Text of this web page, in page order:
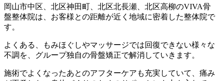
岡山市中区、北区神田町、北区北長瀬、北区高柳のVIVA骨
盤整体院は、お客様との距離が近く地域に密着した整体院で
す。
よくある、もみほぐしやマッサージでは回復できない様々な
不調を、グループ独自の骨盤矯正で解消していきます。
施術でよくなったあとのアフターケアも充実していて、痛み